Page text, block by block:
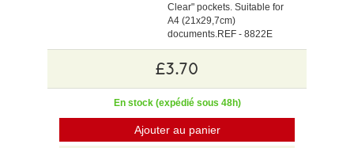
Clear" pockets. Suitable for
A4 (21x29,7cm)
documents.REF - 8822E
£3.70
En stock (expédié sous 48h)
Ajouter au panier